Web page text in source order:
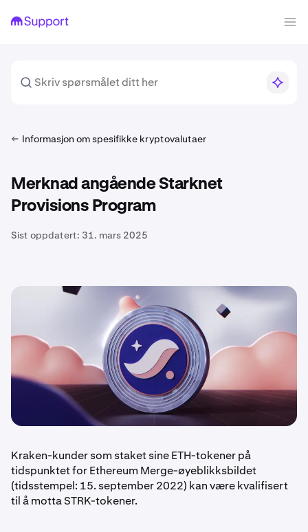
Informasjon om spesifikke kryptovalutaer
Merknad angående Starknet
Provisions Program
Sist oppdatert: 31. mars 2025
Kraken-kunder som staket sine ETH-tokener på
tidspunktet for Ethereum Merge-øyeblikksbildet
(tidsstempel: 15. september 2022) kan være kvalifisert
til å motta STRK-tokener.